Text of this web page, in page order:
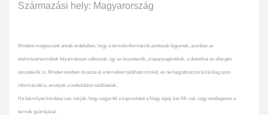
Származási hely: Magyarország
Mindent megteszünk annak érdekében, hogy a termékinformációk pontosak legyenek, azonban az
élelmiszertermékek folyamatosan változnak, így az összetevők, a tápanyagértékek, a dietetikai és allergén
összetevők is. Minden esetben olvassa el a terméken található címkét, és ne hagyatkozzon kizárólag azon
információkra, amelyek a weboldalon találhatóak.
Ha bármilyen kérdése van, kérjük, hogy vegye fel a kapcsolatot a Négy égtáj ízei Kft.-vel, vagy esetlegesen a
termék gyártójával.